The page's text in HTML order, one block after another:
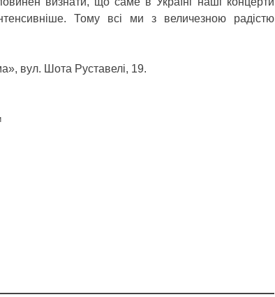
Тому всі ми з величезною радістю
вул. Шота Руставелі, 19.